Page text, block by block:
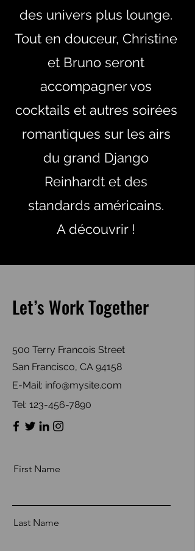
des univers plus lounge.
Tout en douceur, Christine
et Bruno seront
accompagner vos
cocktails et autres soirées
romantiques sur les airs
du grand Django
Reinhardt et des
standards américains.
A découvrir !
Let’s Work Together
500 Terry Francois Street
San Francisco, CA 94158
E-Mail: info@mysite.com
Tel: 123-456-7890
First Name
Last Name